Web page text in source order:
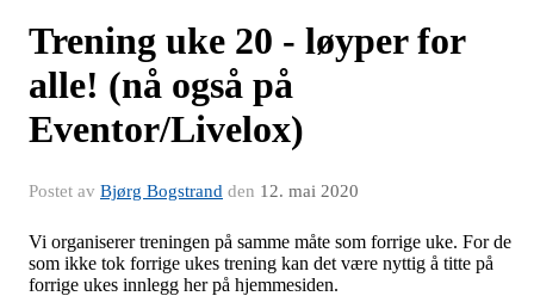
Trening uke 20 - løyper for
alle! (nå også på
Eventor/Livelox)
Postet av Bjørg Bogstrand den 12. mai 2020
Vi organiserer treningen på samme måte som forrige uke. For de
som ikke tok forrige ukes trening kan det være nyttig å titte på
forrige ukes innlegg her på hjemmesiden.